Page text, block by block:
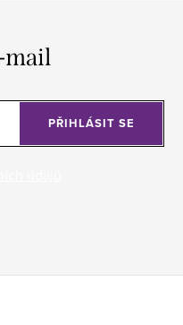
mail
PŘIHLÁSIT SE